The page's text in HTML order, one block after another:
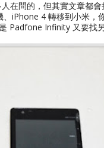
在問的，但其實文章都
iPhone 4 轉移到小米，
Padfone Infinity 又要找另